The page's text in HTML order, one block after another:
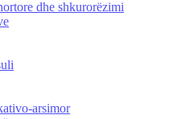
dhe shkurorëzimi
arsimor